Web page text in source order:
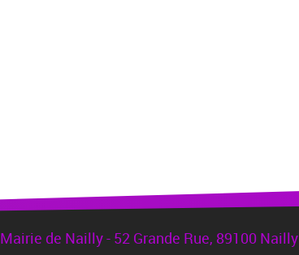
Mairie de Nailly - 52 Grande Rue, 89100 Nailly